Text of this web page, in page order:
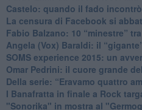
​Castelo: quando il fado
La censura di Facebook si
Fabio Balzano: 10 “minestre”
Angela (Vox) Baraldi: il
​SOMS experience 2015: un
Omar Pedrini: il cuore grande
Della serie: “Eravamo quattro
I Banafratta in finale a Rock
"Sonorika" in mostra al